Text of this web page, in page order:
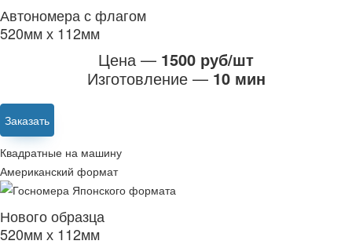
Автономера с флагом
520мм х 112мм
Цена — 1500 руб/шт
Изготовление — 10 мин
Заказать
Квадратные на машину
Американский формат
Нового образца
520мм х 112мм